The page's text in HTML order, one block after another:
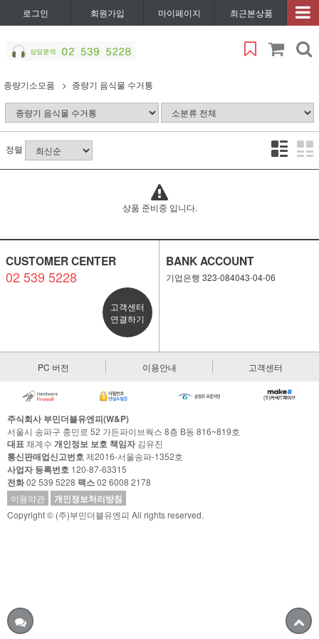
로그인 회원가입 마이페이지 최근본상품
종량기소모품 종량기 음식물 수거통
정렬
상품 준비중 입니다.
CUSTOMER CENTER
02 539 5228
고객센터
연결하기
BANK ACCOUNT
기업은행 323-084043-04-06
PC 버전 이용안내 고객센터
주식회사 부민더블유엔피(W&P)
서울시 송파구 충민로 52 가든파이브웍스 8층 B동 816~819호
대표채계수 개인정보 보호 책임자김유진
통신판매업신고번호제2016-서울송파-1352호
사업자 등록번호 120-87-63315
전화02 539 5228 팩스02 6008 2178
이용약관
개인정보처리방침
Copyright © (주)부민더블유엔피 All rights reserved.